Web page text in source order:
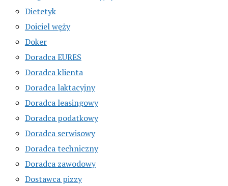
Dietetyk
Doiciel węży
Doker
Doradca EURES
Doradca klienta
Doradca laktacyjny
Doradca leasingowy
Doradca podatkowy
Doradca serwisowy
Doradca techniczny
Doradca zawodowy
Dostawca pizzy